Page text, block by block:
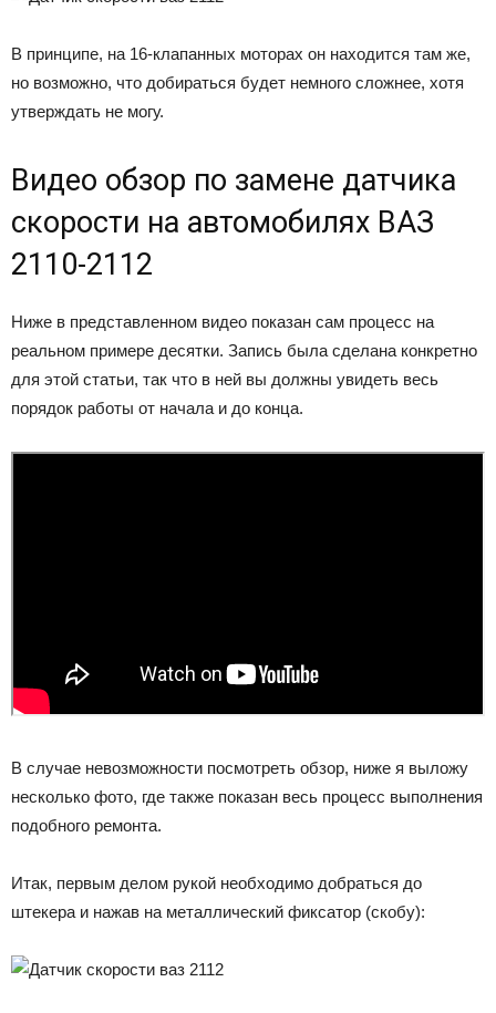
В принципе, на 16-клапанных моторах он находится там же,
но возможно, что добираться будет немного сложнее, хотя
утверждать не могу.
Видео обзор по замене датчика
скорости на автомобилях ВАЗ
2110-2112
Ниже в представленном видео показан сам процесс на
реальном примере десятки. Запись была сделана конкретно
для этой статьи, так что в ней вы должны увидеть весь
порядок работы от начала и до конца.
В случае невозможности посмотреть обзор, ниже я выложу
несколько фото, где также показан весь процесс выполнения
подобного ремонта.
Итак, первым делом рукой необходимо добраться до
штекера и нажав на металлический фиксатор (скобу):